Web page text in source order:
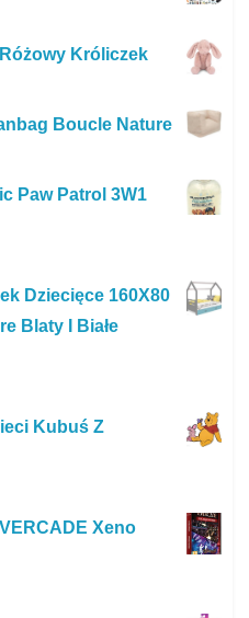
Króliczek
Boucle Nature
Paw Patrol 3W1
Dziecięce 160X80
Blaty I Białe
Kubuś Z
Xeno